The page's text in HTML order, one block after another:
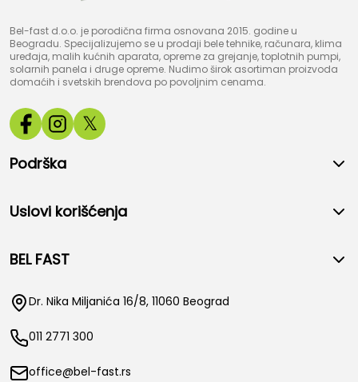
Bel-fast d.o.o. je porodična firma osnovana 2015. godine u
Beogradu. Specijalizujemo se u prodaji bele tehnike, računara, klima
uređaja, malih kućnih aparata, opreme za grejanje, toplotnih pumpi,
solarnih panela i druge opreme. Nudimo širok asortiman proizvoda
domaćih i svetskih brendova po povoljnim cenama.
𝕏
Podrška
Uslovi korišćenja
BEL FAST
Dr. Nika Miljanića 16/8, 11060 Beograd
011 2771 300
office@bel-fast.rs